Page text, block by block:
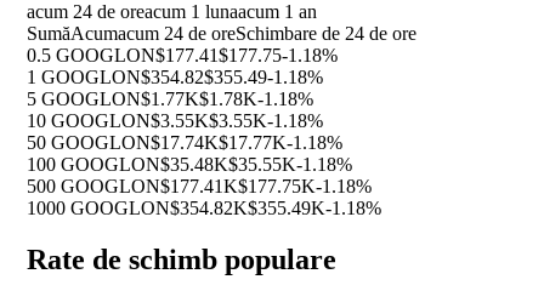
acum 24 de oreacum 1 lunaacum 1 an
SumăAcumacum 24 de oreSchimbare de 24 de ore
0.5 GOOGLON$177.41$177.75-1.18%
1 GOOGLON$354.82$355.49-1.18%
5 GOOGLON$1.77K$1.78K-1.18%
10 GOOGLON$3.55K$3.55K-1.18%
50 GOOGLON$17.74K$17.77K-1.18%
100 GOOGLON$35.48K$35.55K-1.18%
500 GOOGLON$177.41K$177.75K-1.18%
1000 GOOGLON$354.82K$355.49K-1.18%
Rate de schimb populare